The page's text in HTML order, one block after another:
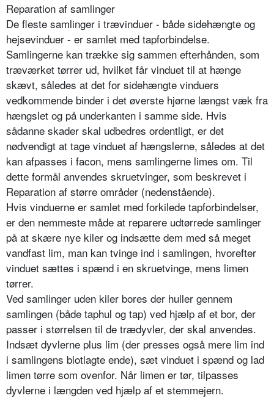
Reparation af samlinger
De fleste samlinger i trævinduer - både sidehængte og
hejsevinduer - er samlet med tapforbindelse.
Samlingerne kan trække sig sammen efterhånden, som
træværket tørrer ud, hvilket får vinduet til at hænge
skævt, således at det for sidehængte vinduers
vedkommende binder i det øverste hjørne længst væk fra
hængslet og på underkanten i samme side. Hvis
sådanne skader skal udbedres ordentligt, er det
nødvendigt at tage vinduet af hængslerne, således at det
kan afpasses i facon, mens samlingerne limes om. Til
dette formål anvendes skruetvinger, som beskrevet i
Reparation af større områder (nedenstående).
Hvis vinduerne er samlet med forkilede tapforbindelser,
er den nemmeste måde at reparere udtørrede samlinger
på at skære nye kiler og indsætte dem med så meget
vandfast lim, man kan tvinge ind i samlingen, hvorefter
vinduet sættes i spænd i en skruetvinge, mens limen
tørrer.
Ved samlinger uden kiler bores der huller gennem
samlingen (både taphul og tap) ved hjælp af et bor, der
passer i størrelsen til de trædyvler, der skal anvendes.
Indsæt dyvlerne plus lim (der presses også mere lim ind
i samlingens blotlagte ende), sæt vinduet i spænd og lad
limen tørre som ovenfor. Når limen er tør, tilpasses
dyvlerne i længden ved hjælp af et stemmejern.